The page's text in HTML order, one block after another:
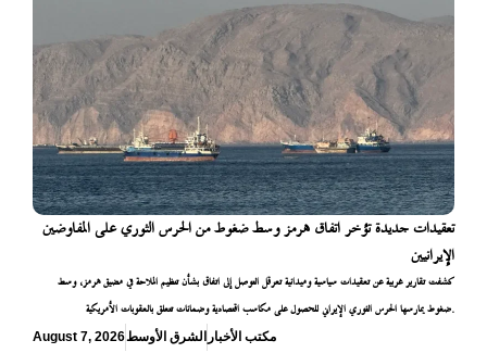
تعقيدات جديدة تؤخر اتفاق هرمز وسط ضغوط من الحرس الثوري على المفاوضين
الإيرانيين
كشفت تقارير غربية عن تعقيدات سياسية وميدانية تعرقل التوصل إلى اتفاق بشأن تنظيم الملاحة في مضيق هرمز، وسط
ضغوط يمارسها الحرس الثوري الإيراني للحصول على مكاسب اقتصادية وضمانات تتعلق بالعقوبات الأمريكية.
August 7, 2026الشرق الأوسط مكتب الأخبار